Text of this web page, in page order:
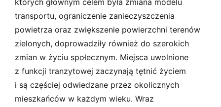
transportu, ograniczenie zanieczyszczenia
powietrza oraz zwiększenie powierzchni terenów
zielonych, doprowadziły również do szerokich
zmian w życiu społecznym. Miejsca uwolnione
z funkcji tranzytowej zaczynają tętnić życiem
i są częściej odwiedzane przez okolicznych
mieszkańców w każdym wieku. Wraz